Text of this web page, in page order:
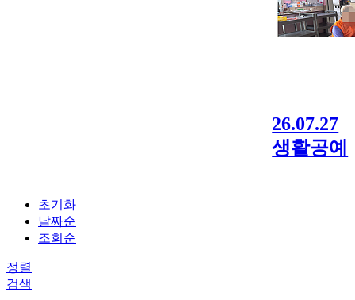
26.07.27
생활공예
초기화
날짜순
조회순
정렬
검색